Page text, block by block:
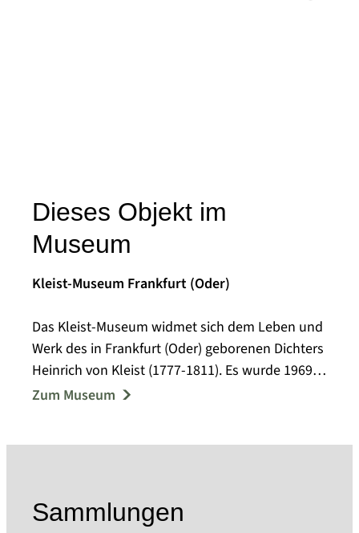
Dieses Objekt im
Museum
Kleist-Museum Frankfurt (Oder)
Das Kleist-Museum widmet sich dem Leben und
Werk des in Frankfurt (Oder) geborenen Dichters
Heinrich von Kleist (1777-1811). Es wurde 1969
im Gebäude der ehemaligen Garnisonschule
Bundesregierung verzeichnet.
Mit über 34.000 Bestandseinheiten in der
Zum Museum
Sammlungen